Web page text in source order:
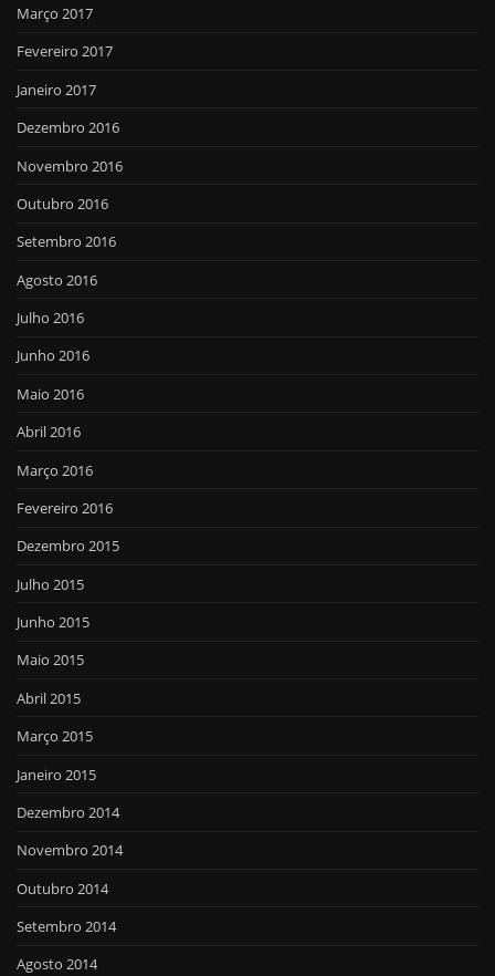
Março 2017
Fevereiro 2017
Janeiro 2017
Dezembro 2016
Novembro 2016
Outubro 2016
Setembro 2016
Agosto 2016
Julho 2016
Junho 2016
Maio 2016
Abril 2016
Março 2016
Fevereiro 2016
Dezembro 2015
Julho 2015
Junho 2015
Maio 2015
Abril 2015
Março 2015
Janeiro 2015
Dezembro 2014
Novembro 2014
Outubro 2014
Setembro 2014
Agosto 2014